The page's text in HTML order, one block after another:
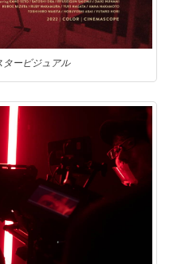
タービジュアル